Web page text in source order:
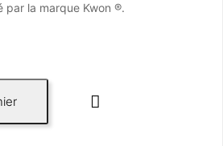
par la marque Kwon ®.
